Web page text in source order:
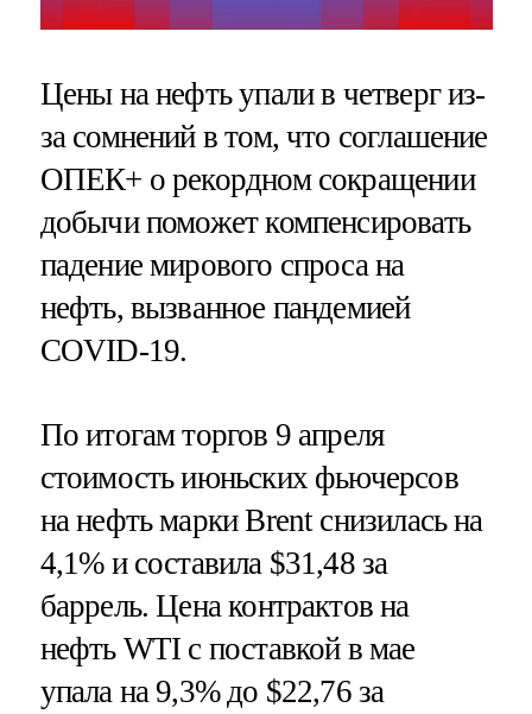
Цены на нефть упали в четверг из-
за сомнений в том, что соглашение
ОПЕК+ о рекордном сокращении
добычи поможет компенсировать
падение мирового спроса на
нефть, вызванное пандемией
COVID-19.
По итогам торгов 9 апреля
стоимость июньских фьючерсов
на нефть марки Brent снизилась на
4,1% и составила $31,48 за
баррель. Цена контрактов на
нефть WTI с поставкой в мае
упала на 9,3% до $22,76 за